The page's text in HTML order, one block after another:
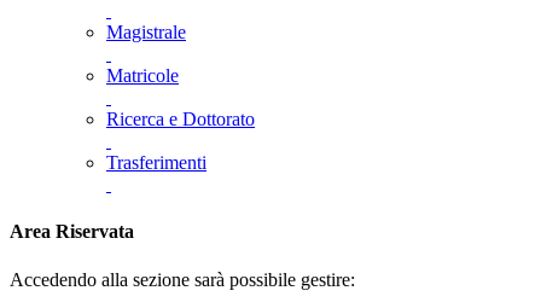
Magistrale
Matricole
Ricerca e Dottorato
Trasferimenti
Area Riservata
Accedendo alla sezione sarà possibile gestire: